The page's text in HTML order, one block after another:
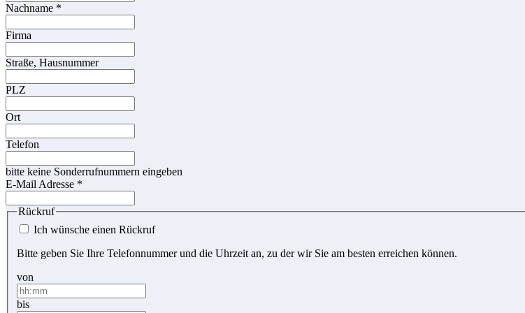
Nachname *
Firma
Straße, Hausnummer
PLZ
Ort
Telefon
bitte keine Sonderrufnummern eingeben
E-Mail Adresse *
Rückruf
Ich wünsche einen Rückruf
Bitte geben Sie Ihre Telefonnummer und die Uhrzeit an, zu der wir Sie am besten erreichen können.
von
bis